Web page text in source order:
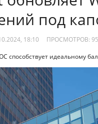
под
18:10 ПРОСМОТРОВ:
способствует идеальному